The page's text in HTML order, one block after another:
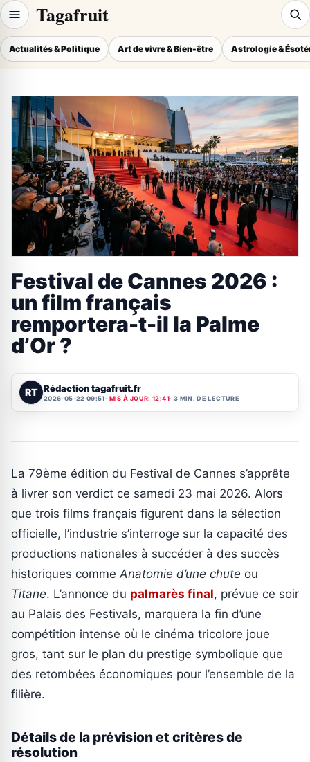
Tagafruit
Actualités & Politique Art de vivre & Bien-être Astrologie &
Festival de Cannes 2026 :
un film français
remportera-t-il la Palme
d’Or ?
RT Rédaction tagafruit.fr
2026-05-22 09:51 MIS À JOUR: 12:41 3 MIN. DE LECTURE
La 79ème édition du Festival de Cannes s’apprête
à livrer son verdict ce samedi 23 mai 2026. Alors
que trois films français figurent dans la sélection
officielle, l’industrie s’interroge sur la capacité des
productions nationales à succéder à des succès
historiques commeAnatomie d’une chute ou
Titane. L’annonce du palmarès final, prévue ce soir
au Palais des Festivals, marquera la fin d’une
compétition intense où le cinéma tricolore joue
gros, tant sur le plan du prestige symbolique que
des retombées économiques pour l’ensemble de la
filière.
Détails de la prévision et critères de
résolution